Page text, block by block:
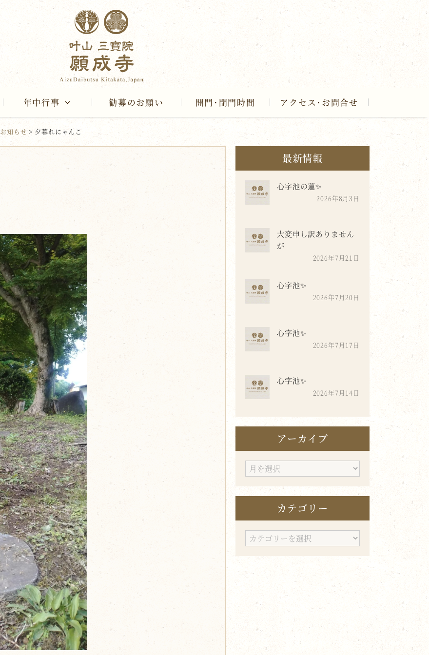
年中行事 勧募のお願い 開門･閉門時間 アクセス･お問合せ
お知らせ > 夕暮れにゃんこ
最新情報
心字池の蓮✨
2026年8月3日
大変申し訳ありません
が
2026年7月21日
心字池✨
2026年7月20日
心字池✨
2026年7月17日
心字池✨
2026年7月14日
アーカイブ
ア
カ
ブ
カテゴリー
カ
ゴ